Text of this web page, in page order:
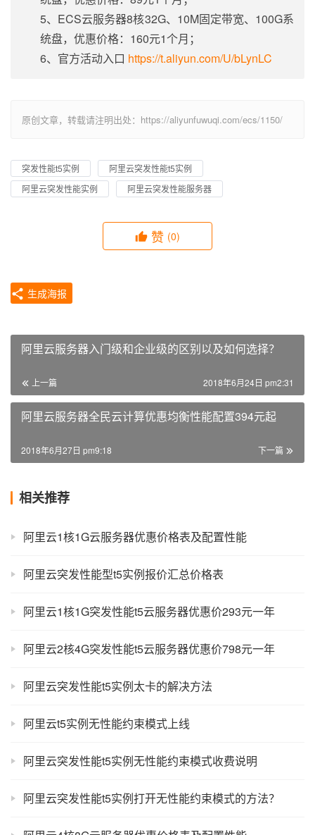
5、ECS云服务器8核32G、10M固定带宽、100G系
统盘，优惠价格：160元1个月；
6、官方活动入口 https://t.aliyun.com/U/bLynLC
原创文章，转载请注明出处：https://aliyunfuwuqi.com/ecs/1150/
突发性能t5实例
阿里云突发性能t5实例
阿里云突发性能实例
阿里云突发性能服务器
赞 (0)
生成海报
阿里云服务器入门级和企业级的区别以及如何选择？
上一篇 2018年6月24日 pm2:31
阿里云服务器全民云计算优惠均衡性能配置394元起
下一篇
2018年6月27日 pm9:18
相关推荐
阿里云1核1G云服务器优惠价格表及配置性能
阿里云突发性能型t5实例报价汇总价格表
阿里云1核1G突发性能t5云服务器优惠价293元一年
阿里云2核4G突发性能t5云服务器优惠价798元一年
阿里云突发性能t5实例太卡的解决方法
阿里云t5实例无性能约束模式上线
阿里云突发性能t5实例无性能约束模式收费说明
阿里云突发性能t5实例打开无性能约束模式的方法？